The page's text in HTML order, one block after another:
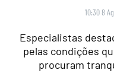
10:30 8
Especialistas
pelas condições
procuram